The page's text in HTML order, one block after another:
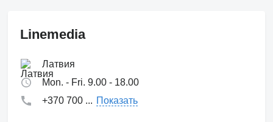
Linemedia
Латвия
Mon. - Fri. 9.00 - 18.00
+370 700 ... Показать